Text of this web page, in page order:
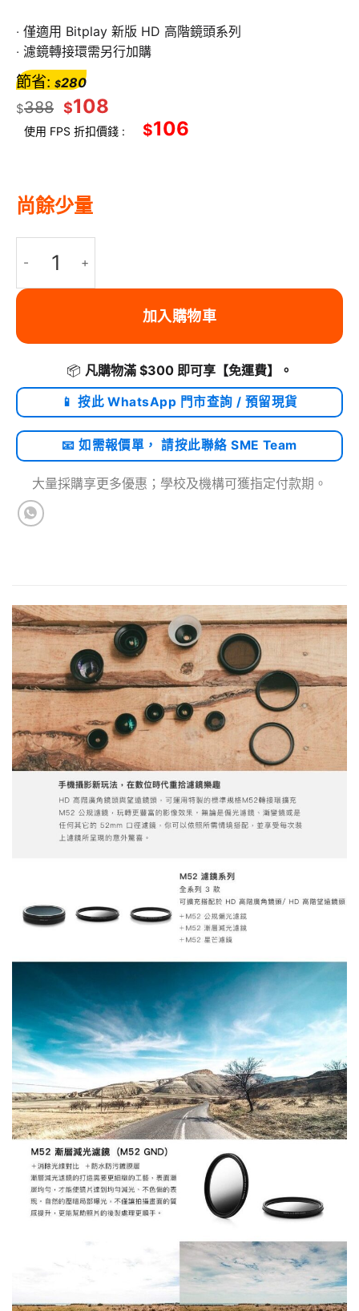
‧ 僅適用 Bitplay 新版 HD 高階鏡頭系列
‧ 濾鏡轉接環需另行加購
$388 $108
節省: $280
使用 FPS 折扣價錢 : $106
尚餘少量
加入購物車
📦 凡購物滿 $300 即可享 【免運費】 。
📱 按此 WhatsApp 門市查詢 / 預留現貨
📧 如需報價單， 請按此聯絡 SME Team
大量採購享更多優惠；學校及機構可獲指定付款期。